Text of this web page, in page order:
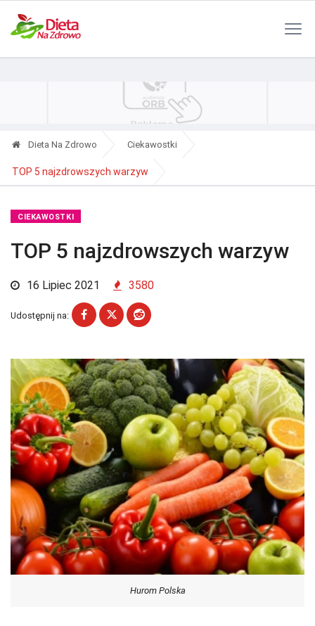
Dieta Na Zdrowo Ciekawostki
TOP 5 najzdrowszych warzyw
CIEKAWOSTKI
TOP 5 najzdrowszych warzyw
16 Lipiec 2021 3580
Udostępnij na:
Hurom Polska